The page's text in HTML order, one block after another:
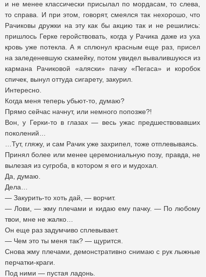
и не менее классически присылал по мордасам, то слева,
то справа. И при этом, говорят, смеялся так нехорошо, что
Рачиковы дружки на эту как бы акцию так и не решились:
пришлось Герке геройствовать, когда у Рачика даже из уха
кровь уже потекла. А я сплюнул красным еще раз, присел
на заледеневшую скамейку, потом увидел вывалившуюся из
кармана Рачиковой «аляски» пачку «Пегаса» и коробок
спичек, вынул оттуда сигарету, закурил.
Интересно.
Когда меня теперь убьют-то, думаю?
Прямо сейчас начнут, или немного попозже?!
Вон, у Герки-то в глазах — весь ужас предшествовавших
поколений…
…Тут, гляжу, и сам Рачик уже захрипел, тоже отплевываясь.
Принял более или менее церемониальную позу, правда, не
вылезая из сугроба, в котором я его и мудохал.
Да, думаю.
Дела…
— Закурить-то хоть дай, — ворчит.
— Лови, — жму плечами и кидаю ему пачку. — По любому
твои, мне не жалко…
Он еще раз задумчиво сплевывает.
— Чем это ты меня так? — щурится.
Снова жму плечами, демонстративно снимаю с рук лыжные
перчатки-краги.
Под ними — пустая ладонь.